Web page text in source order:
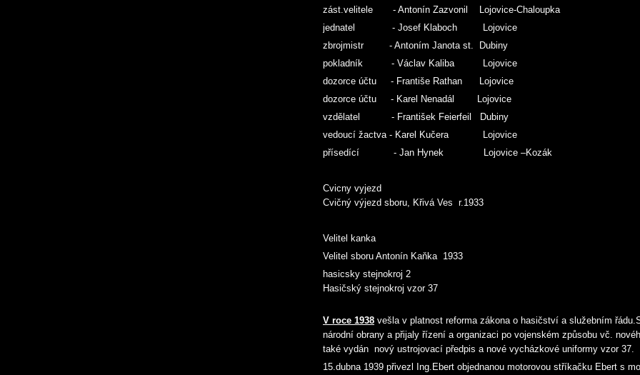
zást.velitele - Antonín Zazvonil Lojovice-Chaloupka
jednatel - Josef Klaboch Lojovice
zbrojmistr - Antoním Janota st. Dubiny
pokladník - Václav Kaliba Lojovice
dozorce účtu - Františe Rathan Lojovice
dozorce účtu - Karel Nenadál Lojovice
vzdělatel - František Feierfeil Dubiny
vedoucí žactva - Karel Kučera Lojovice
přísedící - Jan Hynek Lojovice –Kozák
Cvicny vyjezd
Cvičný výjezd sboru, Křivá Ves r.1933
Velitel kanka
Velitel sboru Antonín Kaňka 1933
hasicsky stejnokroj 2
Hasičský stejnokroj vzor 37
V roce 1938 vešla v platnost reforma zákona o hasičství a služebním
národní obrany a přijaly řízení a organizaci po vojenském způsobu vč.
také vydán nový ustrojovací předpis a nové vycházkové uniformy vzor 37.
15.dubna 1939 přivezl Ing.Ebert objednanou motorovou stříkačku Ebert s